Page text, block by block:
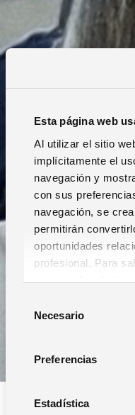
Esta página web
Al utilizar el sitio
implícitamente el
navegación y
con sus
navegación, se
permitirán
oportunidades
profesional. Para
cookies,Lea la
Necesario
Preferencias
Estadística